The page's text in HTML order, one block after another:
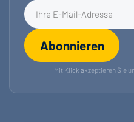
E-Mail-Adresse für
Abonnieren
Mit Klick akzeptieren Sie